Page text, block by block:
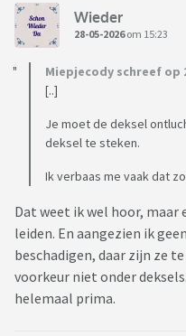
Wieder
28-05-2026om 15:23
Miepjecody schreef op
[..]
Je moet de deksel
deksel te steken.
Ik verbaas me vaak dat
Dat weet ik wel hoor, maar
leiden. En aangezien ik
beschadigen, daar zijn ze
voorkeur niet onder
helemaal prima.